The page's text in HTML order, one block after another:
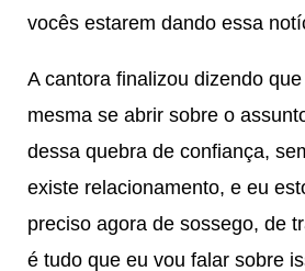
vocês estarem dando essa
A cantora finalizou dizendo
mesma se abrir sobre o
dessa quebra de confiança,
existe relacionamento, e eu
preciso agora de sossego, de
é tudo que eu vou falar sobre